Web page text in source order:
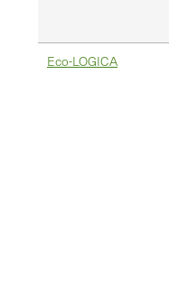
Eco-LOGICA